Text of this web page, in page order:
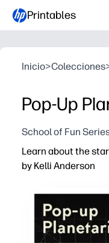
Printables
Inicio>Colecciones
Pop-Up
School of Fun
Learn about the
by Kelli Anderson